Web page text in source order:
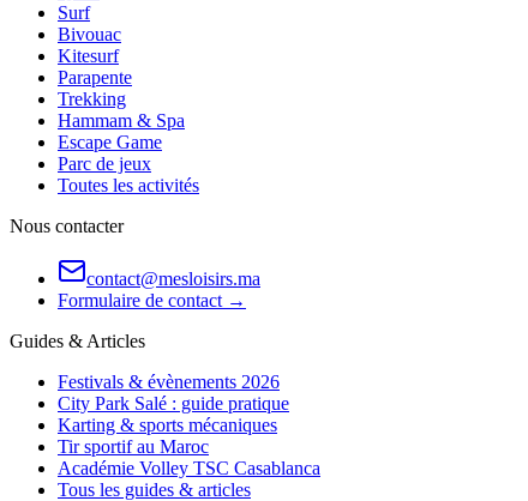
Surf
Bivouac
Kitesurf
Parapente
Trekking
Hammam & Spa
Escape Game
Parc de jeux
Toutes les activités
Nous contacter
contact@mesloisirs.ma
Formulaire de contact →
Guides & Articles
Festivals & évènements 2026
City Park Salé : guide pratique
Karting & sports mécaniques
Tir sportif au Maroc
Académie Volley TSC Casablanca
Tous les guides & articles